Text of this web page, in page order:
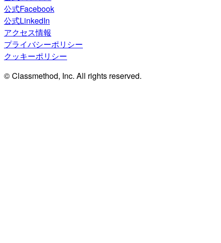
公式Facebook
公式LinkedIn
アクセス情報
プライバシーポリシー
クッキーポリシー
© Classmethod, Inc. All rights reserved.